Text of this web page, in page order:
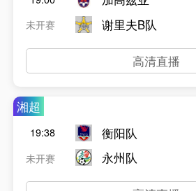
未开赛
谢里夫B队
高清直播
湘超
19:38
未开赛
衡阳队
永州队